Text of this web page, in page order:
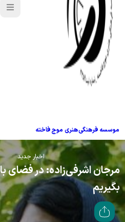
موسسه فرهنگی‌هنری موج فاخته
اخبار جدید
مرجان اشرفی‌زاده: در فضای
بگیریم